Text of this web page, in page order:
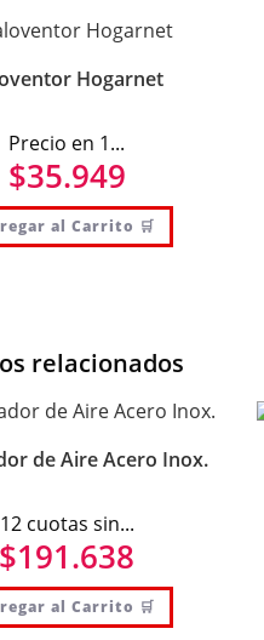
Hogarnet
Precio en 1...
$35.949
al Carrito 🛒
relacionados
de Aire Acero Inox.
12 cuotas sin...
$191.638
al Carrito 🛒